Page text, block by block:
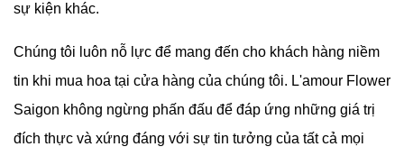
sự kiện khác.
Chúng tôi luôn nỗ lực để mang đến cho khách hàng niềm
tin khi mua hoa tại cửa hàng của chúng tôi. L'amour Flower
Saigon không ngừng phấn đấu để đáp ứng những giá trị
đích thực và xứng đáng với sự tin tưởng của tất cả mọi